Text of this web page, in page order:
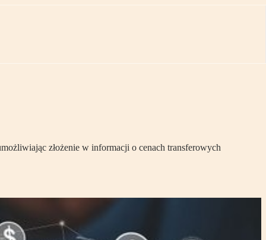
złożenie w informacji o cenach transferowych